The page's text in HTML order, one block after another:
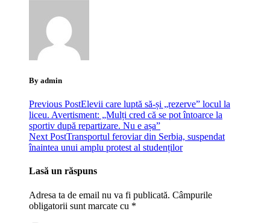
By admin
Previous PostElevii care luptă să-și „rezerve” locul la
liceu. Avertisment: „Mulți cred că se pot întoarce la
sportiv după repartizare. Nu e așa”
Next PostTransportul feroviar din Serbia, suspendat
înaintea unui amplu protest al studenților
Lasă un răspuns
Adresa ta de email nu va fi publicată. Câmpurile
obligatorii sunt marcate cu *